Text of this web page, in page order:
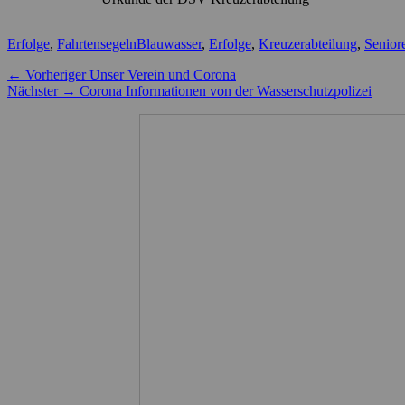
Kategorien
Erfolge, FahrtensegelnSchlagworte
Blauwasser, Erfolge, Kreuzerabteilung,
Beitragsnavigation
← Vorheriger Vorheriger
Beitrag:
Unser Verein und Corona
Nächster → Nächster
Corona Informationen von der Wasserschutzpolizei